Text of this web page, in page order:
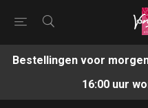
Bestellingen voor
16:00 uur